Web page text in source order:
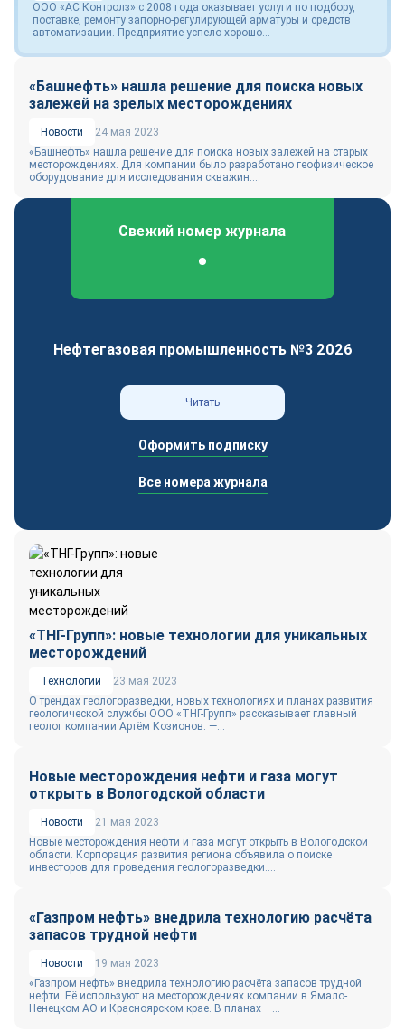
ООО «АС Контролз» с 2008 года оказывает услуги по подбору,
поставке, ремонту запорно-регулирующей арматуры и средств
автоматизации. Предприятие успело хорошо...
«Башнефть» нашла решение для поиска новых
залежей на зрелых месторождениях
Новости
24 мая 2023
«Башнефть» нашла решение для поиска новых залежей на старых
месторождениях. Для компании было разработано геофизическое
оборудование для исследования скважин....
Свежий номер журнала
Нефтегазовая промышленность №3 2026
Читать
Оформить подписку
Все номера журнала
«ТНГ-Групп»: новые технологии для уникальных
месторождений
Технологии
23 мая 2023
О трендах геологоразведки, новых технологиях и планах развития
геологической службы ООО «ТНГ-Групп» рассказывает главный
геолог компании Артём Козионов. —...
Новые месторождения нефти и газа могут
открыть в Вологодской области
Новости
21 мая 2023
Новые месторождения нефти и газа могут открыть в Вологодской
области. Корпорация развития региона объявила о поиске
инвесторов для проведения геологоразведки....
«Газпром нефть» внедрила технологию расчёта
запасов трудной нефти
Новости
19 мая 2023
«Газпром нефть» внедрила технологию расчёта запасов трудной
нефти. Её используют на месторождениях компании в Ямало-
Ненецком АО и Красноярском крае. В планах —...